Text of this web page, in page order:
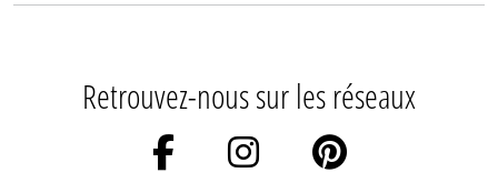
Retrouvez-nous sur les réseaux